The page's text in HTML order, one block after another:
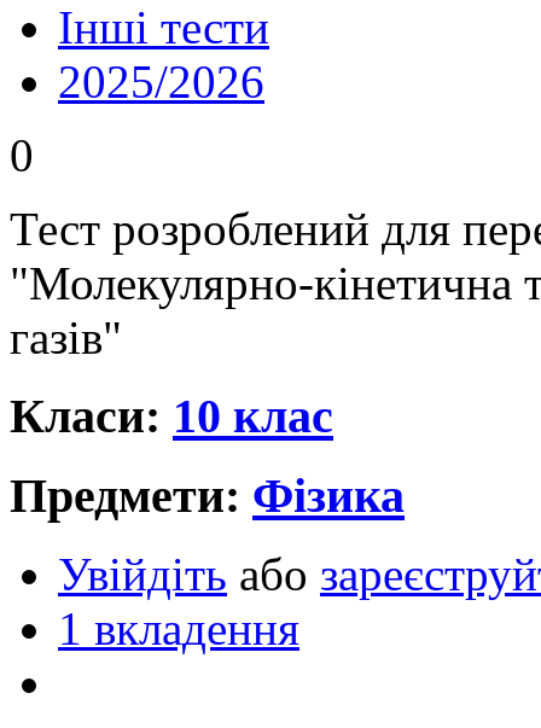
Інші тести
2025/2026
0
Тест розроблений для
"Молекулярно-кінетична
газів"
Класи: 10 клас
Предмети: Фізика
Увійдіть або
1 вкладення